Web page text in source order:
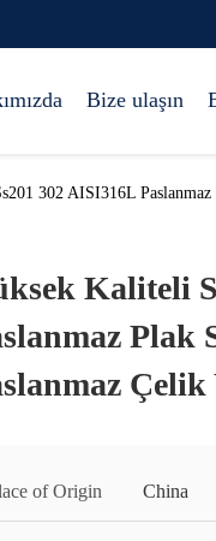
Bize ulaşın
302 AISI316L
Kaliteli
Plak
of Origin China